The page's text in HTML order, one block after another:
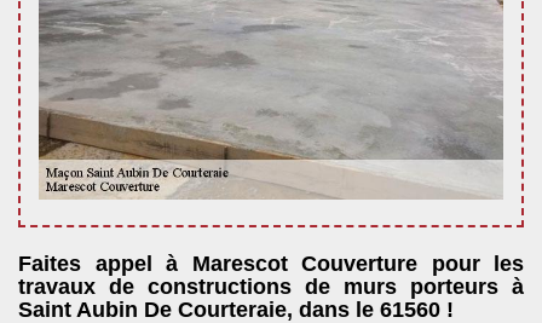
Faites appel à Marescot Couverture pour les
travaux de constructions de murs porteurs à
Saint Aubin De Courteraie, dans le 61560 !